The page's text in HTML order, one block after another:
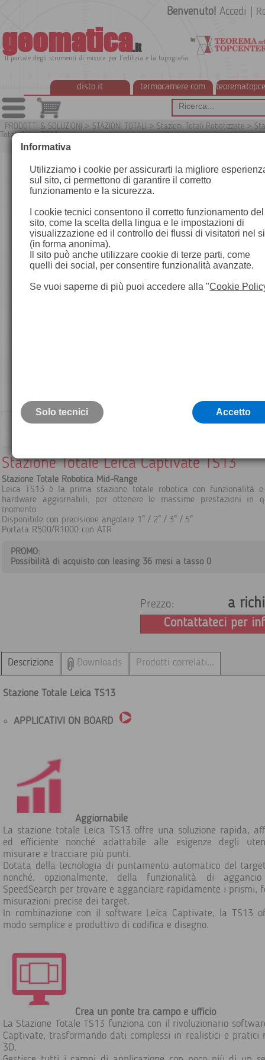
geomatica.it
Il portale degli strumenti di misura per l'edilizia e la topografia
disto.it termocamere.com
Benvenuto! Accedi
PRODOTTI & SOLUZIONI > STAZIONI TOTALI > Stazioni Totali Robotizzate >
Totale Leica TS13
Stazione Totale Leica Captivate TS13
Stazione Totale Robotica Mid-Range
Leica TS13 è la prima stazione totale robotica con funzionalità e
hardware aggiornabili, per ottenere le massime prestazioni in
momento.
Disponibile con precisione angolare 1" / 2" / 3" / 5"
Portata R500/R1000 con ATR
PROMO:
Possibilità di acquisto con leasing 36 mesi a tasso 0
Prezzo: a
Contattateci per
Descrizione Downloads Prodotti correlati...
Stazione Totale Leica TS13
APPLICATIVI ON BOARD
Aggiornabile
La stazione totale Leica TS13 offre una soluzione rapida,
ed efficiente nonché adattabile alle esigenze degli
misurare e tracciare più punti.
Dotata della tecnologia di puntamento automatico del
nonché, opzionalmente, della funzionalità di
SpeedSearch per trovare e agganciare rapidamente i prismi,
misurazioni precise dei target.
In combinazione con il software Leica Captivate, la TS13
modo semplice e produttivo di codifica e disegno.
Crea un ponte tra campo e ufficio
La Stazione Totale TS13 funziona con il rivoluzionario
Captivate, trasformando dati complessi in realistici e pratici
3D.
Informativa
Utilizziamo i cookie per assicurarti la migliore
sul sito, ci permettono di garantire il corretto
funzionamento e la sicurezza.
I cookie tecnici consentono il corretto funzionamento del
sito, come la scelta della lingua e le impostazioni di
visualizzazione ed il controllo dei flussi di visitatori nel
(in forma anonima).
Il sito può anche utilizzare cookie di terze parti, come
quelli dei social, per consentire funzionalità avanzate.
Se vuoi saperne di più puoi accedere alla "Cookie
Solo tecnici Accetto